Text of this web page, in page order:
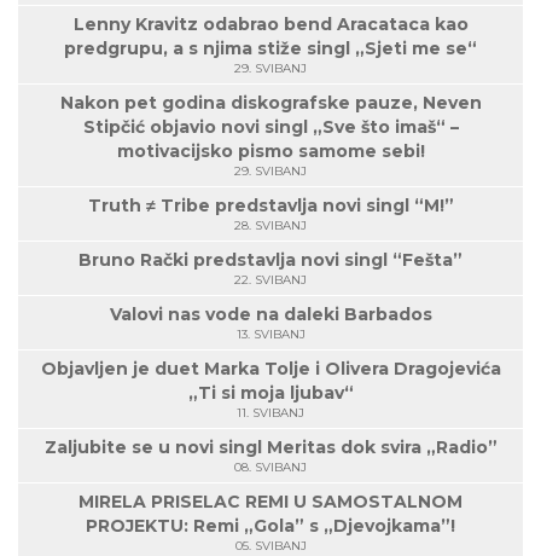
Lenny Kravitz odabrao bend Aracataca kao
predgrupu, a s njima stiže singl „Sjeti me se“
29. SVIBANJ
Nakon pet godina diskografske pauze, Neven
Stipčić objavio novi singl „Sve što imaš“ –
motivacijsko pismo samome sebi!
29. SVIBANJ
Truth ≠ Tribe predstavlja novi singl “M!”
28. SVIBANJ
Bruno Rački predstavlja novi singl “Fešta”
22. SVIBANJ
Valovi nas vode na daleki Barbados
13. SVIBANJ
Objavljen je duet Marka Tolje i Olivera Dragojevića
„Ti si moja ljubav“
11. SVIBANJ
Zaljubite se u novi singl Meritas dok svira „Radio”
08. SVIBANJ
MIRELA PRISELAC REMI U SAMOSTALNOM
PROJEKTU: Remi „Gola” s „Djevojkama”!
05. SVIBANJ